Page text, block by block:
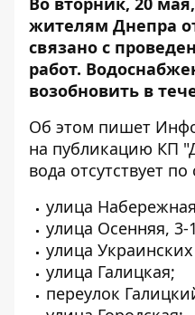
жителям Днепра
связано с
работ.
возобновить в
Об этом пишет
на публикацию КП
вода отсутствует
улица
улица Осенняя, 3-
улица
улица Галицкая;
переулок